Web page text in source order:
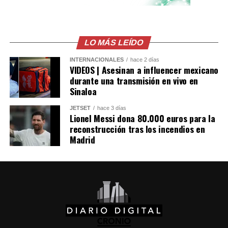
LO MÁS LEÍDO
INTERNACIONALES hace 2 días
VIDEOS | Asesinan a influencer mexicano
durante una transmisión en vivo en
Sinaloa
JETSET hace 3 días
Lionel Messi dona 80.000 euros para la
reconstrucción tras los incendios en
Madrid